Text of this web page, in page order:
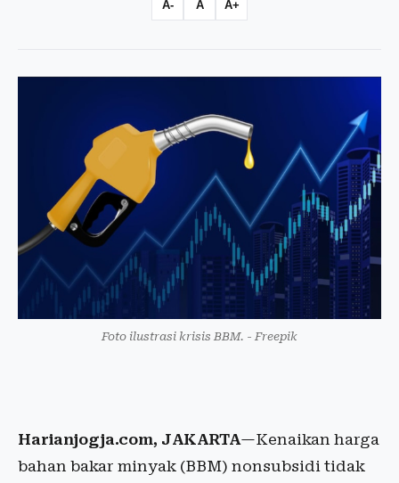
A- A A+
Foto ilustrasi krisis BBM. - Freepik
Harianjogja.com, JAKARTA—Kenaikan harga
bahan bakar minyak (BBM) nonsubsidi tidak